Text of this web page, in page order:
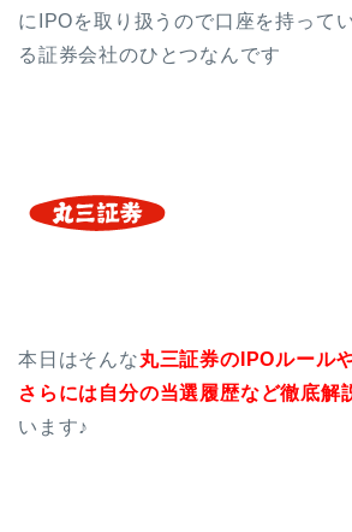
にIPOを取り扱うので口座を持って
る証券会社のひとつなんです
本日はそんな丸三証券のIPOルール
さらには自分の当選履歴など徹底解
います♪